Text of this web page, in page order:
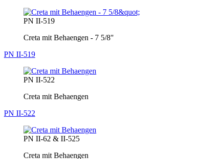
PN II-519
Creta mit Behaengen - 7 5/8"
PN II-519
PN II-522
Creta mit Behaengen
PN II-522
PN II-62 & II-525
Creta mit Behaengen